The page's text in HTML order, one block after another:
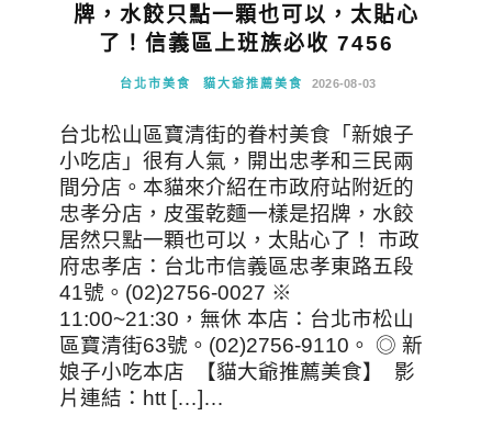
牌，水餃只點一顆也可以，太貼心
了！信義區上班族必收 7456
台北市美食 貓大爺推薦美食 2026-08-03
台北松山區寶清街的眷村美食「新娘子
小吃店」很有人氣，開出忠孝和三民兩
間分店。本貓來介紹在市政府站附近的
忠孝分店，皮蛋乾麵一樣是招牌，水餃
居然只點一顆也可以，太貼心了！ 市政
府忠孝店：台北市信義區忠孝東路五段
41號。(02)2756-0027 ※
11:00~21:30，無休 本店：台北市松山
區寶清街63號。(02)2756-9110。 ◎ 新
娘子小吃本店 【貓大爺推薦美食】 影
片連結：htt […]…